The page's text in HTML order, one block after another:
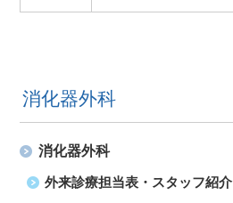
消化器外科
消化器外科
外来診療担当表・スタッフ紹介